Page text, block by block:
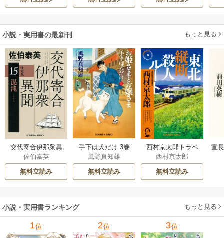
伝～
小説・実用書の最新刊 もっと見る
交代寄合伊那衆異
聞 15巻
佐伯泰英
無料立読み
手下は犬だけ 3巻
風野真知雄
無料立読み
西村京太郎トラベ
ルミステリー・セ
レクション 2巻
西村京太郎
無料立読み
宣
小説・実用書ランキング もっと見る
1位 2位 3位